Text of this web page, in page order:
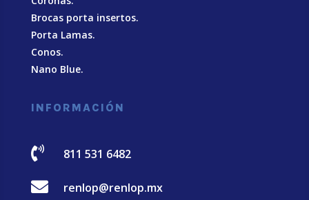
Brocas porta insertos.
Porta Lamas.
Conos.
Nano Blue.
INFORMACIÓN
 811 531 6482
 renlop@renlop.mx